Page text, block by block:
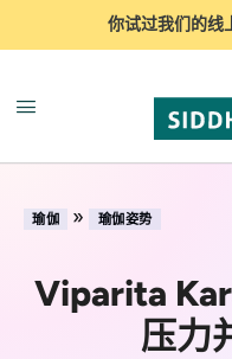
你试过我们的线
瑜伽 » 瑜伽姿势
Viparita
压力